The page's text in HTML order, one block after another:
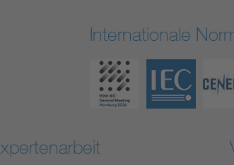
Internationale